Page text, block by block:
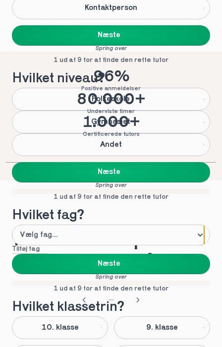
Kontaktperson
Næste
Spring over
1 ud af 9 for at finde den rette tutor
Hvilket niveau?
Folkeskole
Gymnasiet
Andet
Næste
Spring over
1 ud af 9 for at finde den rette tutor
Hvilket fag?
Tilføj fag
Næste
Spring over
1 ud af 9 for at finde den rette tutor
Hvilket klassetrin?
10. klasse 9. klasse
96%
Positive anmeldelser
80.000+
Underviste timer
1.000+
Certificerede tutors
Mød vores top tutors
i Østervrå